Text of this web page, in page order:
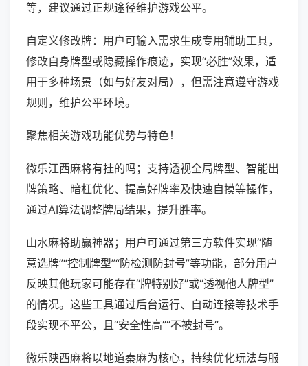
等，建议通过正规途径维护游戏公平。
自定义修改牌：用户可输入需求生成专用辅助工具，
修改自身牌型或隐藏操作痕迹，实现“必胜”效果，适
用于多种场景（如与好友对局），但需注意遵守游戏
规则，维护公平环境。
聚焦相关游戏功能优势与特色！
微乐江西麻将有挂的吗；支持透视全局牌型、智能出
牌策略、暗杠优化、提高好牌率及快速自摸等操作，
通过AI算法调整牌局结果，提升胜率。
山水麻将助赢神器；用户可通过第三方软件实现“随
意选牌”“控制牌型”“防检测防封号”等功能，部分用户
反映其他玩家可能存在“牌特别好”或“透视他人牌型”
的情况。这些工具通过后台运行、自动连接等技术手
段实现不平公，且“安全性高”“不被封号”。
微乐陕西麻将以地道秦麻为核心，持续优化玩法与服